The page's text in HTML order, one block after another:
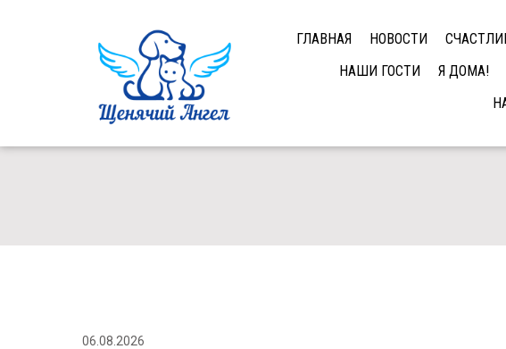
ГЛАВНАЯ НОВОСТИ
НАШИ ГОСТИ
Я ДОМА!
06.08.2026